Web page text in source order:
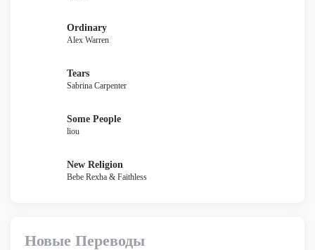
Ordinary
Alex Warren
Tears
Sabrina Carpenter
Some People
liou
New Religion
Bebe Rexha & Faithless
Новые Переводы